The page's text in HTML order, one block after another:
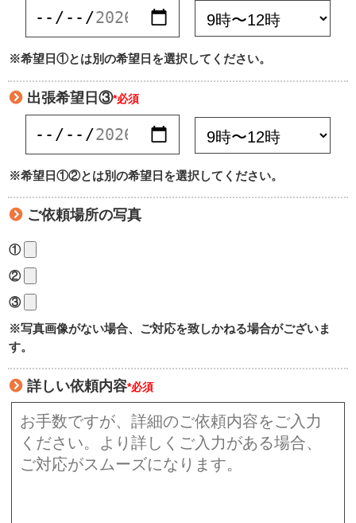
※希望日①とは別の希望日を選択してください。
出張希望日③*必須
※希望日①②とは別の希望日を選択してください。
ご依頼場所の写真
①
②
③
※写真画像がない場合、ご対応を致しかねる場合がございま
す。
詳しい依頼内容*必須